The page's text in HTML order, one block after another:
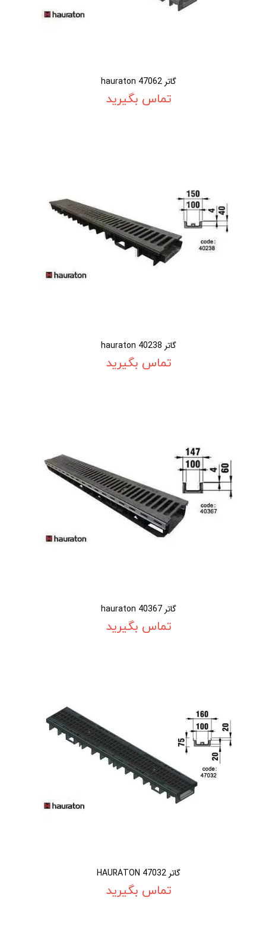
گاتر 47062 hauraton
تماس بگیرید
گاتر 40238 hauraton
تماس بگیرید
گاتر 40367 hauraton
تماس بگیرید
گاتر HAURATON 47032
تماس بگیرید